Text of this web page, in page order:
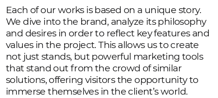
Each of our works is based on a unique story.
We dive into the brand, analyze its philosophy
and desires in order to reflect key features and
values ​​in the project. This allows us to create
not just stands, but powerful marketing tools
that stand out from the crowd of similar
solutions, offering visitors the opportunity to
immerse themselves in the client’s world.